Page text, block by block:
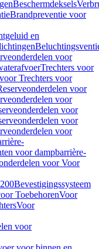
Beschermdeksels
Brandpreventie voor
en
voor
Trechters voor
Trechters voor
voor
voor
voor
voor
voor
voor dampbarrière-
voor Voor
Bevestigingssysteem
ToebehorenVoor
Voor
voor